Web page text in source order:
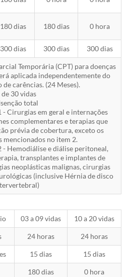
180 dias 180 dias 0 hora
300 dias 300 dias 300 dias
Temporária (CPT) para doenças
aplicada independentemente do
carências. (24 Meses).
de 30 vidas
total
Cirurgias em geral e internações
complementares e terapias que
prévia de cobertura, exceto os
mencionados no item 2.
Hemodiálise e diálise peritoneal,
transplantes e implantes de
neoplásticas malignas, cirurgias
(inclusive Hérnia de disco
03 a 09 vidas 10 a 20 vidas
24 horas 24 horas
15 dias 15 dias
180 dias 0 hora